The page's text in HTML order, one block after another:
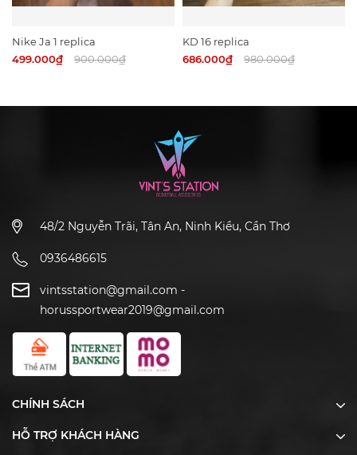
Nike Ja 1 replica
499.000₫
900.000₫
KD 16 replica
686.000₫
980.000₫
48/2 Nguyễn Trãi, Tân An, Ninh Kiều, Cần Thơ
0936486615
vintsstation@gmail.com -
horussportwear2019@gmail.com
CHÍNH SÁCH
HỖ TRỢ KHÁCH HÀNG